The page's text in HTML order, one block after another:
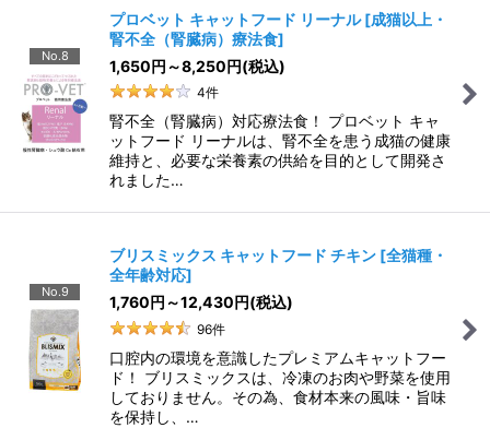
No.8
プロベット キャットフード リーナル [成猫以上・
腎不全（腎臓病）療法食]
1,650円 ～8,250円(税込)
4件
腎不全（腎臓病）対応療法食！ プロベット キャ
ットフード リーナルは、腎不全を患う成猫の健康
維持と、必要な栄養素の供給を目的として開発さ
れました…
No.9
ブリスミックス キャットフード チキン [全猫種・
全年齢対応]
1,760 円 ～12,430 円(税込)
96件
口腔内の環境を意識したプレミアムキャットフー
ド！ ブリスミックスは、冷凍のお肉や野菜を使用
しておりません。その為、食材本来の風味・旨味
を保持し、…